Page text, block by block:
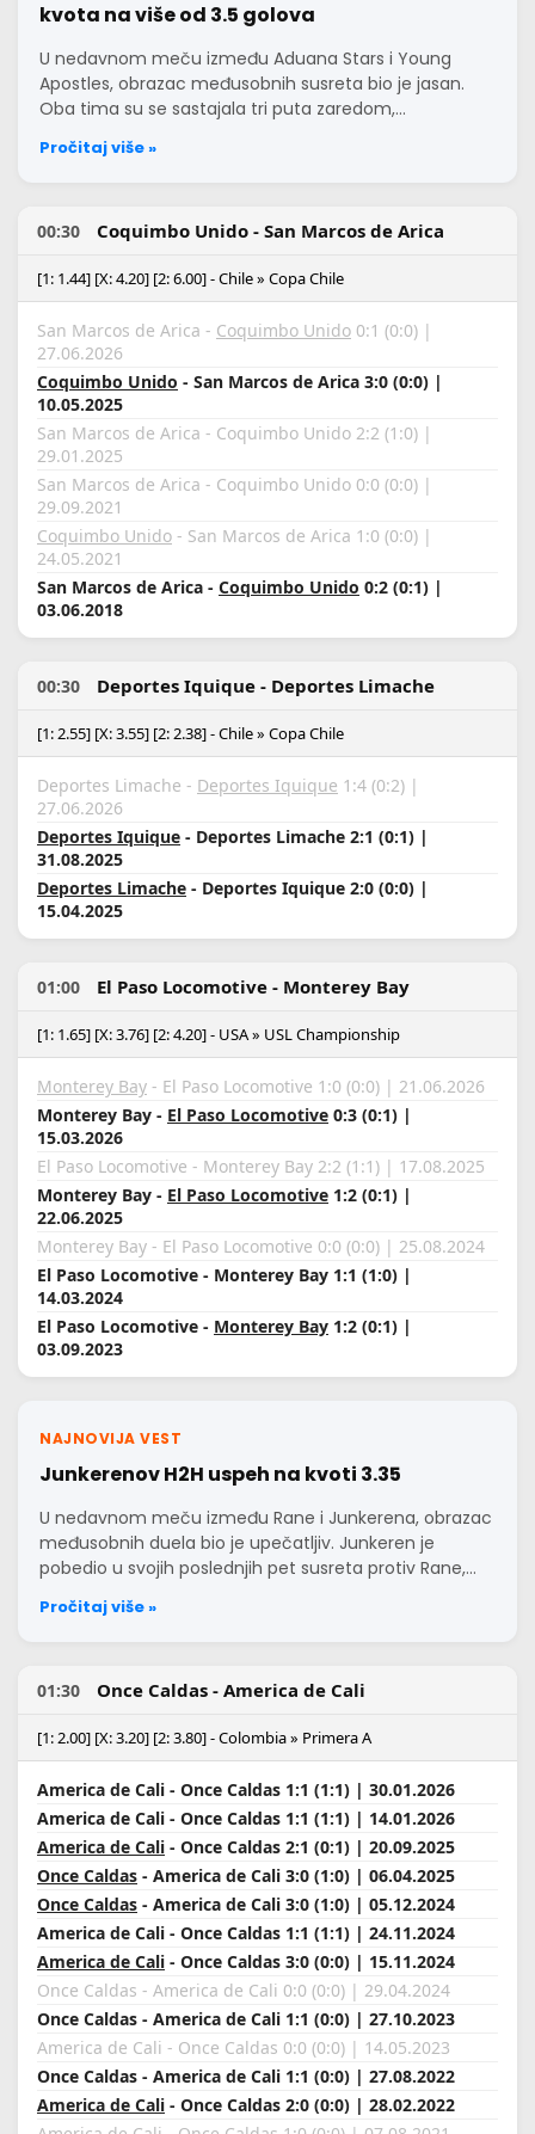
kvota na više od 3.5 golova
U nedavnom meču između Aduana Stars i Young
Apostles, obrazac međusobnih susreta bio je jasan.
Oba tima su se sastajala tri puta zaredom,…
Pročitaj više »
00:30 Coquimbo Unido - San Marcos de Arica
[1: 1.44] [X: 4.20] [2: 6.00] - Chile » Copa Chile
San Marcos de Arica - Coquimbo Unido 0:1 (0:0) |
27.06.2026
Coquimbo Unido - San Marcos de Arica 3:0 (0:0) |
10.05.2025
San Marcos de Arica - Coquimbo Unido 2:2 (1:0) |
29.01.2025
San Marcos de Arica - Coquimbo Unido 0:0 (0:0) |
29.09.2021
Coquimbo Unido - San Marcos de Arica 1:0 (0:0) |
24.05.2021
San Marcos de Arica - Coquimbo Unido 0:2 (0:1) |
03.06.2018
00:30 Deportes Iquique - Deportes Limache
[1: 2.55] [X: 3.55] [2: 2.38] - Chile » Copa Chile
Deportes Limache - Deportes Iquique 1:4 (0:2) |
27.06.2026
Deportes Iquique - Deportes Limache 2:1 (0:1) |
31.08.2025
Deportes Limache - Deportes Iquique 2:0 (0:0) |
15.04.2025
01:00 El Paso Locomotive - Monterey Bay
[1: 1.65] [X: 3.76] [2: 4.20] - USA » USL Championship
Monterey Bay - El Paso Locomotive 1:0 (0:0) | 21.06.2026
Monterey Bay - El Paso Locomotive 0:3 (0:1) |
15.03.2026
El Paso Locomotive - Monterey Bay 2:2 (1:1) | 17.08.2025
Monterey Bay - El Paso Locomotive 1:2 (0:1) |
22.06.2025
Monterey Bay - El Paso Locomotive 0:0 (0:0) | 25.08.2024
El Paso Locomotive - Monterey Bay 1:1 (1:0) |
14.03.2024
El Paso Locomotive - Monterey Bay 1:2 (0:1) |
03.09.2023
NAJNOVIJA VEST
Junkerenov H2H uspeh na kvoti 3.35
U nedavnom meču između Rane i Junkerena, obrazac
međusobnih duela bio je upečatljiv. Junkeren je
pobedio u svojih poslednjih pet susreta protiv Rane,…
Pročitaj više »
01:30 Once Caldas - America de Cali
[1: 2.00] [X: 3.20] [2: 3.80] - Colombia » Primera A
America de Cali - Once Caldas 1:1 (1:1) | 30.01.2026
America de Cali - Once Caldas 1:1 (1:1) | 14.01.2026
America de Cali - Once Caldas 2:1 (0:1) | 20.09.2025
Once Caldas - America de Cali 3:0 (1:0) | 06.04.2025
Once Caldas - America de Cali 3:0 (1:0) | 05.12.2024
America de Cali - Once Caldas 1:1 (1:1) | 24.11.2024
America de Cali - Once Caldas 3:0 (0:0) | 15.11.2024
Once Caldas - America de Cali 0:0 (0:0) | 29.04.2024
Once Caldas - America de Cali 1:1 (0:0) | 27.10.2023
America de Cali - Once Caldas 0:0 (0:0) | 14.05.2023
Once Caldas - America de Cali 1:1 (0:0) | 27.08.2022
America de Cali - Once Caldas 2:0 (0:0) | 28.02.2022